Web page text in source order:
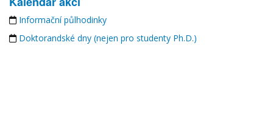
Informační půlhodinky
Doktorandské dny (nejen pro studenty Ph.D.)